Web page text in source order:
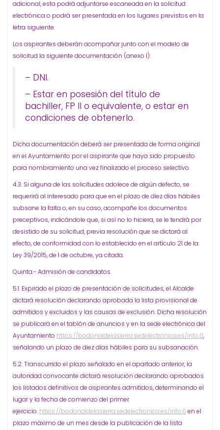
adicional, esta podrá adjuntarse escaneada en la solicitud
electrónica o podrá ser presentada en los lugares previstos en la
letra siguiente.
Los aspirantes deberán acompañar junto con el modelo de
solicitud la siguiente documentación (anexo I):
– DNI.
– Estar en posesión del título de
bachiller, FP II o equivalente, o estar en
condiciones de obtenerlo.
Dicha documentación deberá ser presentada de forma original
en el Ayuntamiento por el aspirante que haya sido propuesto
para nombramiento una vez finalizado el proceso selectivo.
4.3. Si alguna de las solicitudes adolece de algún defecto, se
requerirá al interesado para que en el plazo de diez días hábiles
subsane la falta o, en su caso, acompañe los documentos
preceptivos, indicándole que, si así no lo hiciera, se le tendrá por
desistido de su solicitud, previa resolución que se dictará al
efecto, de conformidad con lo establecido en el artículo 21 de la
Ley 39/2015, de 1 de octubre, ya citada.
Quinta.- Admisión de candidatos.
5.1. Expirado el plazo de presentación de solicitudes, el Alcalde
dictará resolución declarando aprobada la lista provisional de
admitidos y excluidos y las causas de exclusión. Dicha resolución
se publicará en el tablón de anuncios y en la sede electrónica del
Ayuntamiento https://bodonaldelasierra.sedelectronica.es/info.0,
señalando un plazo de diez días hábiles para su subsanación.
5.2. Transcurrido el plazo señalado en el apartado anterior, la
autoridad convocante dictará resolución declarando aprobados
los listados definitivos de aspirantes admitidos, determinando el
lugar y la fecha de comienzo del primer
ejercicio. https://bodonaldelasierra.sedelectronica.es/info.0 en el
plazo máximo de un mes desde la publicación de la lista